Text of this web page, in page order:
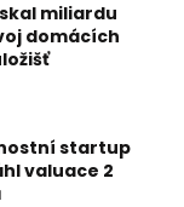
miliardu
domácích
startup
valuace 2